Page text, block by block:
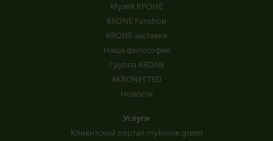
Музей КРОНЕ
KRONE Fanshop
KRONE-заставки
Наша философия
Группа KRONE
#KRONECTED
Новости
Услуги
Клиентский портал mykrone.green